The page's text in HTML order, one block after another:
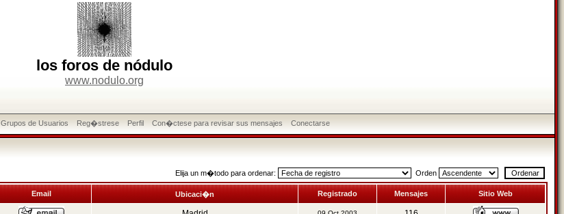
los foros de nódulo
www.nodulo.org
Grupos de Usuarios Reg�strese Perfil Con�ctese para revisar sus mensajes Conectarse
Elija un m�todo para ordenar: Orden
Email Ubicaci�n Registrado Mensajes Sitio Web